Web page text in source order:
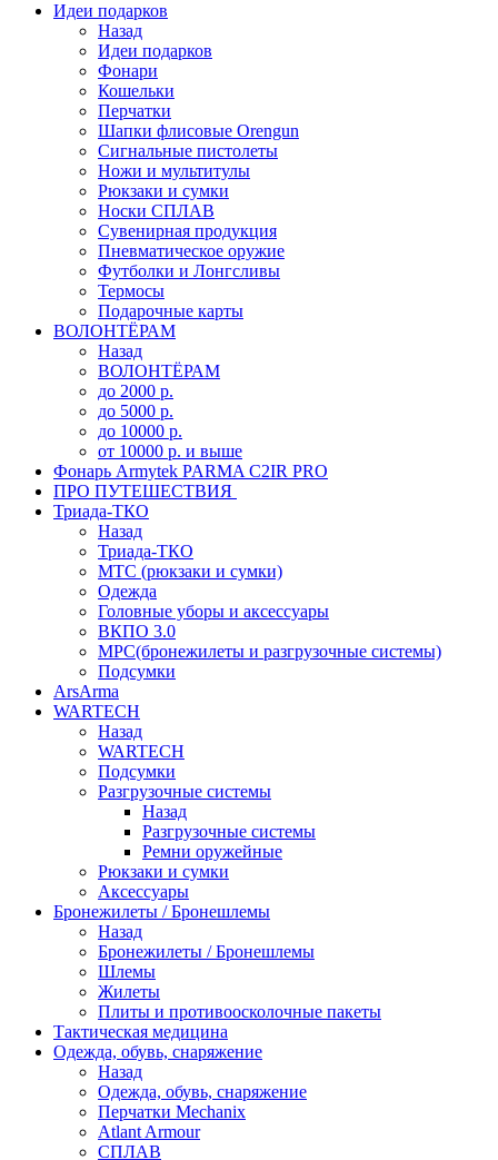
Идеи подарков
Назад
Идеи подарков
Фонари
Кошельки
Перчатки
Шапки флисовые Orengun
Сигнальные пистолеты
Ножи и мультитулы
Рюкзаки и сумки
Носки СПЛАВ
Сувенирная продукция
Пневматическое оружие
Футболки и Лонгсливы
Термосы
Подарочные карты
ВОЛОНТЁРАМ
Назад
ВОЛОНТЁРАМ
до 2000 р.
до 5000 р.
до 10000 р.
от 10000 р. и выше
Фонарь Armytek PARMA C2IR PRO
ПРО ПУТЕШЕСТВИЯ
Триада-ТКО
Назад
Триада-ТКО
МТС (рюкзаки и сумки)
Одежда
Головные уборы и аксессуары
ВКПО 3.0
МРС(бронежилеты и разгрузочные системы)
Подсумки
ArsArma
WARTECH
Назад
WARTECH
Подсумки
Разгрузочные системы
Назад
Разгрузочные системы
Ремни оружейные
Рюкзаки и сумки
Аксессуары
Бронежилеты / Бронешлемы
Назад
Бронежилеты / Бронешлемы
Шлемы
Жилеты
Плиты и противоосколочные пакеты
Тактическая медицина
Одежда, обувь, снаряжение
Назад
Одежда, обувь, снаряжение
Перчатки Mechanix
Atlant Armour
СПЛАВ